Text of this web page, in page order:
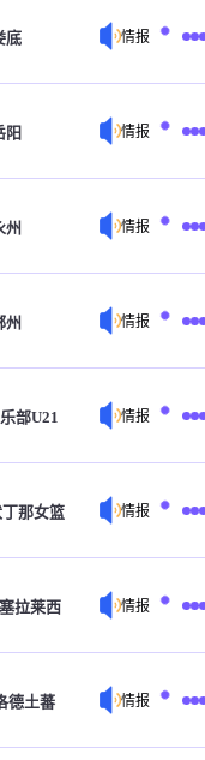
底 情报
阳 情报
州 情报
州 情报
部U21 情报
那女篮 情报
拉莱西 情报
德土蕃 情报